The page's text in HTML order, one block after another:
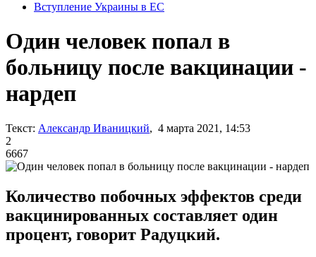
Вступление Украины в ЕС
Один человек попал в
больницу после вакцинации -
нардеп
Текст: Александр Иваницкий, 4 марта 2021, 14:53
2
6667
Количество побочных эффектов среди
вакцинированных составляет один
процент, говорит Радуцкий.